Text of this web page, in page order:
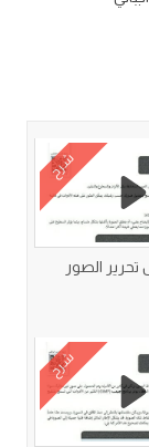
شرح
الصور
شرح